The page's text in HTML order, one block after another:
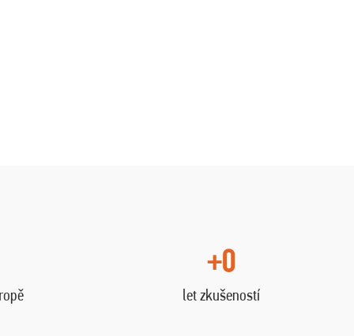
+0
let zkušeností